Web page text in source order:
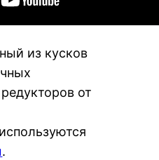
из кусков
от
.